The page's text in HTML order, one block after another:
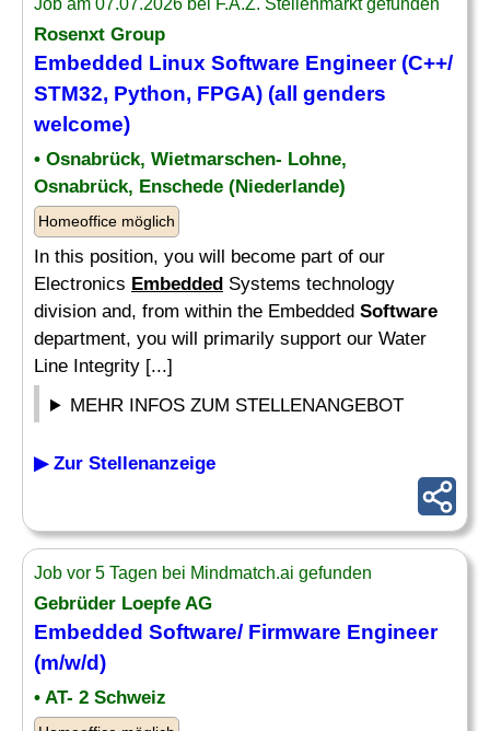
Job am 07.07.2026 bei F.A.Z. Stellenmarkt gefunden
Rosenxt Group
Embedded Linux Software Engineer(C++/
STM32, Python, FPGA) (all genders
welcome)
• Osnabrück, Wietmarschen- Lohne,
Osnabrück, Enschede (Niederlande)
Homeoffice möglich
In this position, you will become part of our
Electronics Embedded Systems technology
division and, from within the Embedded Software
department, you will primarily support our Water
Line Integrity [...]
MEHR INFOS ZUM STELLENANGEBOT
▶ Zur Stellenanzeige
Job vor 5 Tagen bei Mindmatch.ai gefunden
Gebrüder Loepfe AG
Embedded Software/ Firmware Engineer
(m/w/d)
• AT- 2 Schweiz